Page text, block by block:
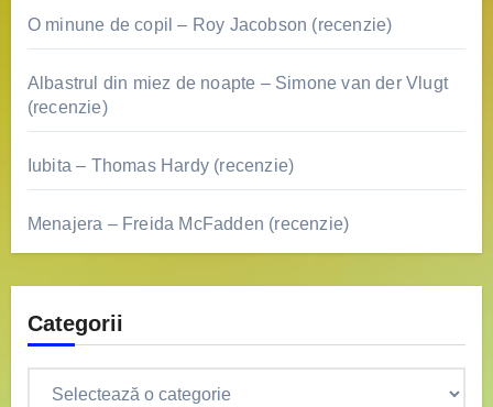
O minune de copil – Roy Jacobson (recenzie)
Albastrul din miez de noapte – Simone van der Vlugt
(recenzie)
Iubita – Thomas Hardy (recenzie)
Menajera – Freida McFadden (recenzie)
Categorii